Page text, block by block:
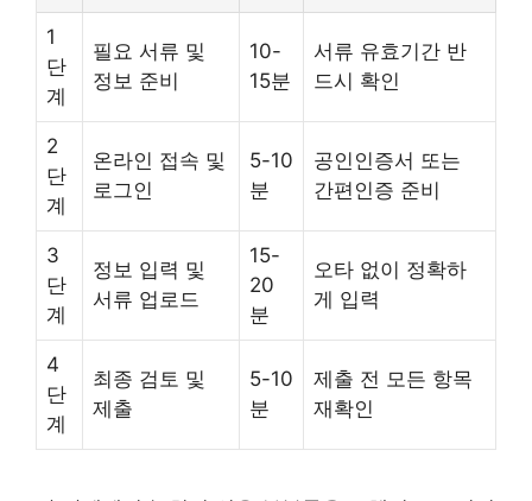
1
단
계
필요 서류 및
정보 준비
10-
15분
서류 유효기간 반
드시 확인
2
단
계
온라인 접속 및
로그인
5-10
분
공인인증서 또는
간편인증 준비
3
단
계
정보 입력 및
서류 업로드
15-
20
분
오타 없이 정확하
게 입력
4
단
계
최종 검토 및
제출
5-10
분
제출 전 모든 항목
재확인